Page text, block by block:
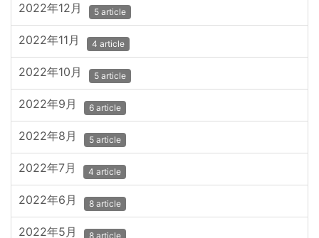
2022年12月 5 article
2022年11月 4 article
2022年10月 5 article
2022年9月 6 article
2022年8月 5 article
2022年7月 4 article
2022年6月 8 article
2022年5月 8 article